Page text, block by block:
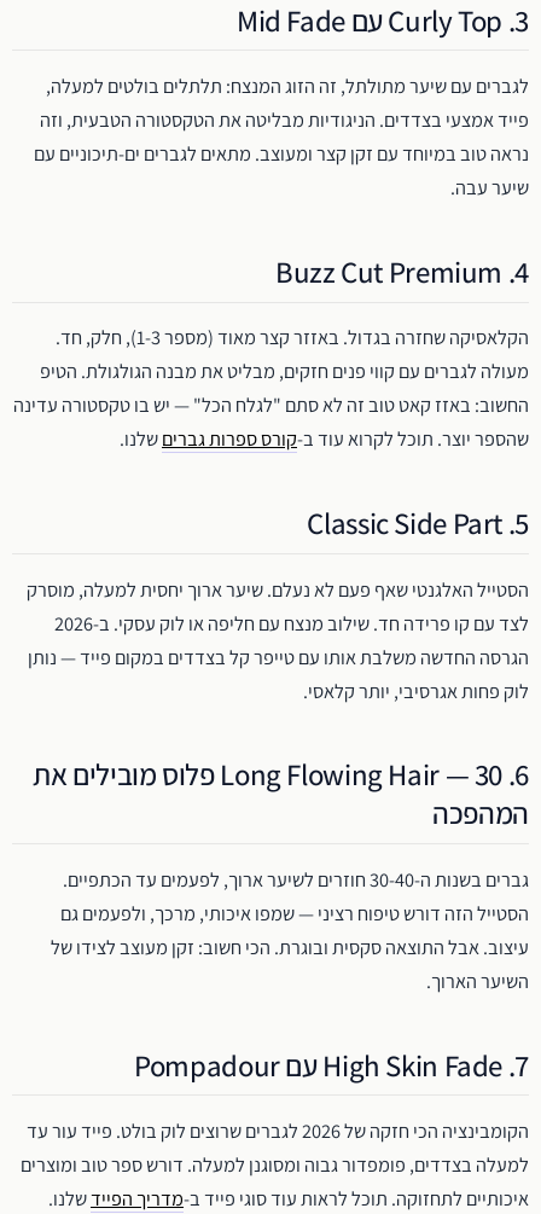
3. Curly Top עם Mid Fade
לגברים עם שיער מתולתל, זה הזוג המנצח: תלתלים בולטים למעלה,
פייד אמצעי בצדדים. הניגודיות מבליטה את הטקסטורה הטבעית, וזה
נראה טוב במיוחד עם זקן קצר ומעוצב. מתאים לגברים ים-תיכוניים עם
שיער עבה.
4. Buzz Cut Premium
הקלאסיקה שחזרה בגדול. באזזר קצר מאוד (מספר 1-3), חלק, חד.
מעולה לגברים עם קווי פנים חזקים, מבליט את מבנה הגולגולת. הטיפ
החשוב: באזז קאט טוב זה לא סתם "לגלח הכל" — יש בו טקסטורה עדינה
שהספר יוצר. תוכל לקרוא עוד ב-קורס ספרות גבריםשלנו.
5. Classic Side Part
הסטייל האלגנטי שאף פעם לא נעלם. שיער ארוך יחסית למעלה, מוסרק
לצד עם קו פרידה חד. שילוב מנצח עם חליפה או לוק עסקי. ב-2026
הגרסה החדשה משלבת אותו עם טייפר קל בצדדים במקום פייד — נותן
לוק פחות אגרסיבי, יותר קלאסי.
6. Long Flowing Hair — 30 פלוס מובילים את
המהפכה
גברים בשנות ה-30-40 חוזרים לשיער ארוך, לפעמים עד הכתפיים.
הסטייל הזה דורש טיפוח רציני — שמפו איכותי, מרכך, ולפעמים גם
עיצוב. אבל התוצאה סקסית ובוגרת. הכי חשוב: זקן מעוצב לצידו של
השיער הארוך.
7. High Skin Fade עם Pompadour
הקומבינציה הכי חזקה של 2026 לגברים שרוצים לוק בולט. פייד עור עד
למעלה בצדדים, פומפדור גבוה ומסוגנן למעלה. דורש ספר טוב ומוצרים
איכותיים לתחזוקה. תוכל לראות עוד סוגי פייד ב-מדריך הפיידשלנו.